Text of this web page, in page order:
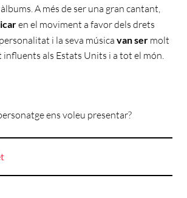
A més de ser una gran cantant,
en el moviment a favor dels drets
i la seva música van ser molt
als Estats Units i a tot el món.
ens voleu presentar?